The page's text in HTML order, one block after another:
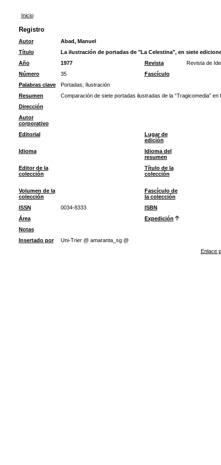
Inicio
Registro
Autor
Abad, Manuel
Título
La ilustración de portadas de "La Celestina", en siete
Año
1977 Revista
Revista de
Número
35
Fascículo
Palabras clave
Portadas; Ilustración
Resumen
Comparación de siete portadas ilustradas de la “Tragicomedia”
Dirección
Autor
corporativo
Editorial
Lugar de
edición
Idioma
Idioma del
resumen
Editor de la
colección
Título de la
colección
Volumen de la
colección
Fascículo de
la colección
ISSN
0034-8333
ISBN
Área
Expedición
Notas
Insertado por
Uni-Trier @ amaranta_sg @
Enlace